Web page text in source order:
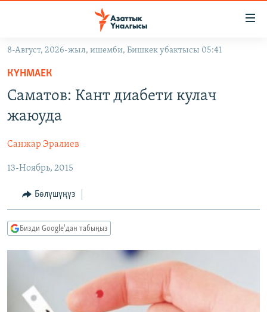
Навигацияга
өтүңүз
Издөөгө
салыңыз
ЭКОНОМИКА
МАДАНИЯТ
БОРБОР АЗИЯ
УКРАИНА
АТАЙЫН ИЛИКТӨӨ
ТВ ПРОГРАММАЛАР
БҮГҮН АЗАТТЫКТА
БИЗ ЖАНА ДҮЙНӨ
АЗАТТЫК+
ПОДКАСТ
ӨЗГӨЧӨ ПИКИР
8-Август, 2026-жыл, ишемби, Бишкек убактысы 05:41
КҮНМАЕК
Саматов: Кант диабети кулач
жаюуда
Санжар Эралиев
13-Ноябрь, 2015
Бөлүшүңүз
Бизди Google'дан табыңыз